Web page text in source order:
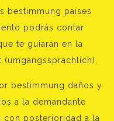
bestimmung países
podrás contar
te guiarán en la
bestimmung daños y
a la demandante
con posterioridad a la